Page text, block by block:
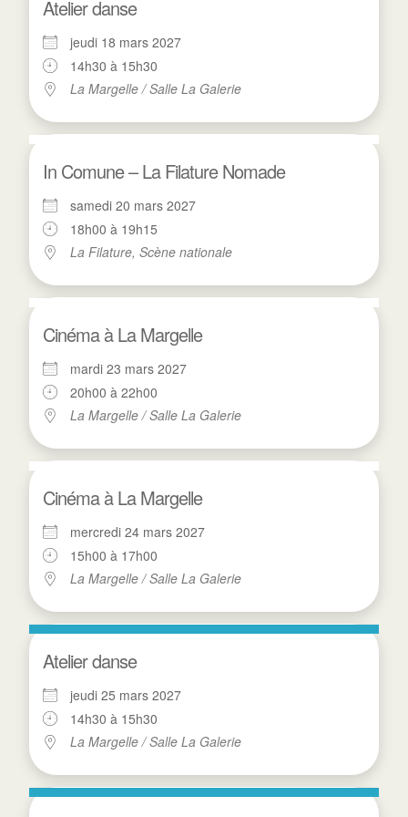
Atelier danse
jeudi 18 mars 2027
14h30 à 15h30
La Margelle / Salle La Galerie
In Comune – La Filature Nomade
samedi 20 mars 2027
18h00 à 19h15
La Filature, Scène nationale
Cinéma à La Margelle
mardi 23 mars 2027
20h00 à 22h00
La Margelle / Salle La Galerie
Cinéma à La Margelle
mercredi 24 mars 2027
15h00 à 17h00
La Margelle / Salle La Galerie
Atelier danse
jeudi 25 mars 2027
14h30 à 15h30
La Margelle / Salle La Galerie